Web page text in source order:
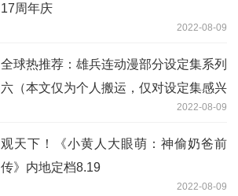
17周年庆
2022-08-09
全球热推荐：雄兵连动漫部分设定集系列
六（本文仅为个人搬运，仅对设定集感兴
2022-08-09
观天下！《小黄人大眼萌：神偷奶爸前
传》内地定档8.19
2022-08-09